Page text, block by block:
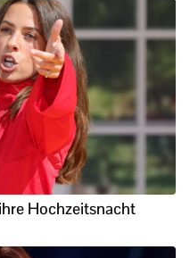
Hochzeitsnacht